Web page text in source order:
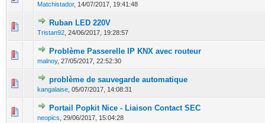
Matchistador, 14/07/2017, 19:41:48
Ruban LED 220V
Tristan92 24/06/2017, 19:28:57
0 Votes - 0 sur 5 en moyenne
Problème Passerelle IP KNX avec routeur
malnoy, 27/05/2017, 22:52:30
0 Votes - 0 sur 5 en moyenne
12 45
problème de sauvegarde automatique
kangalaise 05/07/2017, 14:08:31
0 Votes - 0 sur 5 en moyenne
1234 5
Portail Popkit Nice - Liaison Contact SEC
neopics 29/06/2017, 15:04:28
0 Votes - 0 sur 5 en moyenne
12345